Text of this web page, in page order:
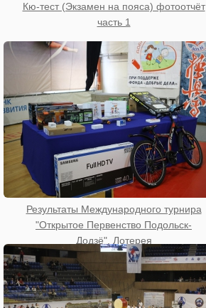
Кю-тест (Экзамен на пояса) фотоотчёт
часть 1
Результаты Международного турнира
"Открытое Первенство Подольск-
Додзё". Лотерея